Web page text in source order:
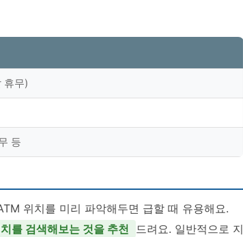
휴무)
등
위치를 미리 파악해두면 급할 때 유용해요.
를 검색해보는 것을 추천
드려요. 일반적으로 지